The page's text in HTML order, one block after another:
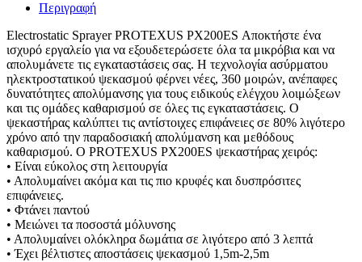
Περιγραφή
Electrostatic Sprayer PROTEXUS PX200ES Αποκτήστε ένα
ισχυρό εργαλείο για να εξουδετερώσετε όλα τα μικρόβια και να
απολυμάνετε τις εγκαταστάσεις σας. Η τεχνολογία ασύρματου
ηλεκτροστατικού ψεκασμού φέρνει νέες, 360 μοιρών, ανέπαφες
δυνατότητες απολύμανσης για τους ειδικούς ελέγχου λοιμώξεων
και τις ομάδες καθαρισμού σε όλες τις εγκαταστάσεις. Ο
ψεκαστήρας καλύπτει τις αντίστοιχες επιφάνειες σε 80% λιγότερο
χρόνο από την παραδοσιακή απολύμανση και μεθόδους
καθαρισμού. Ο PROTEXUS PX200ES ψεκαστήρας χειρός:
• Είναι εύκολος στη λειτουργία
• Απολυμαίνει ακόμα και τις πιο κρυφές και δυσπρόσιτες
επιφάνειες.
• Φτάνει παντού
• Μειώνει τα ποσοστά μόλυνσης
• Απολυμαίνει ολόκληρα δωμάτια σε λιγότερο από 3 λεπτά
• Έχει βέλτιστες αποστάσεις ψεκασμού 1,5m-2,5m